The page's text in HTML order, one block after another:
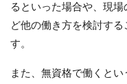
るといった場合や、現
ど他の働き方を検討す
す。
また、無資格で働くと